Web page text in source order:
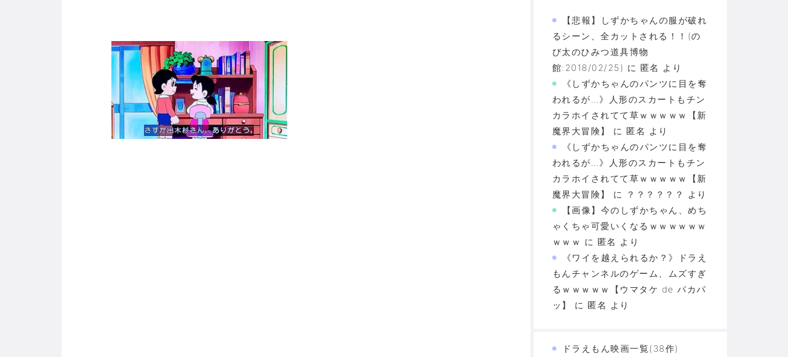
【悲報】しずかちゃんの服が破れ
るシーン、全カットされる！！(の
び太のひみつ道具博物
館:2018/02/25) に 匿名 より
《しずかちゃんのパンツに目を奪
われるが…》人形のスカートもチン
カラホイされてて草ｗｗｗｗｗ【新
魔界大冒険】
に 匿名 より
《しずかちゃんのパンツに目を奪
われるが…》人形のスカートもチン
カラホイされてて草ｗｗｗｗｗ【新
魔界大冒険】
に ？？？？？？
より
【画像】今のしずかちゃん、めち
ゃくちゃ可愛いくなるｗｗｗｗｗｗ
ｗｗｗ に 匿名 より
《ワイを越えられるか？》ドラえ
もんチャンネルのゲーム、ムズすぎ
るｗｗｗｗｗ【ウマタケ de パカパ
ッ】
に 匿名 より
ドラえもん映画一覧(38作)